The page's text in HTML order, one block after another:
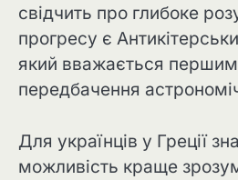
свідчить про глибоке
прогресу є
який вважається першим
передбачення
Для українців у Греції
можливість краще